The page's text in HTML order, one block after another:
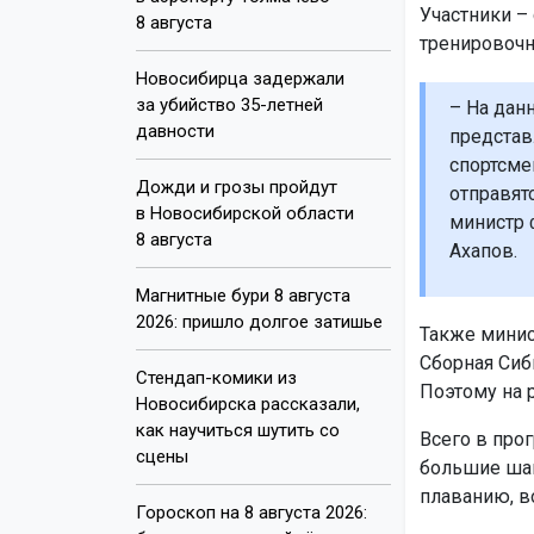
8 августа
Новосибирца задержали
за убийство 35-летней
давности
Дожди и грозы пройдут
в Новосибирской области
8 августа
Магнитные бури 8 августа
2026: пришло долгое затишье
Стендап-комики из
Новосибирска рассказали,
как научиться шутить со
сцены
Гороскоп на 8 августа 2026:
Участники
– На
министр
Ахапов.
Также
Сборная
Поэтому на
Всего в
большие
плаванию,